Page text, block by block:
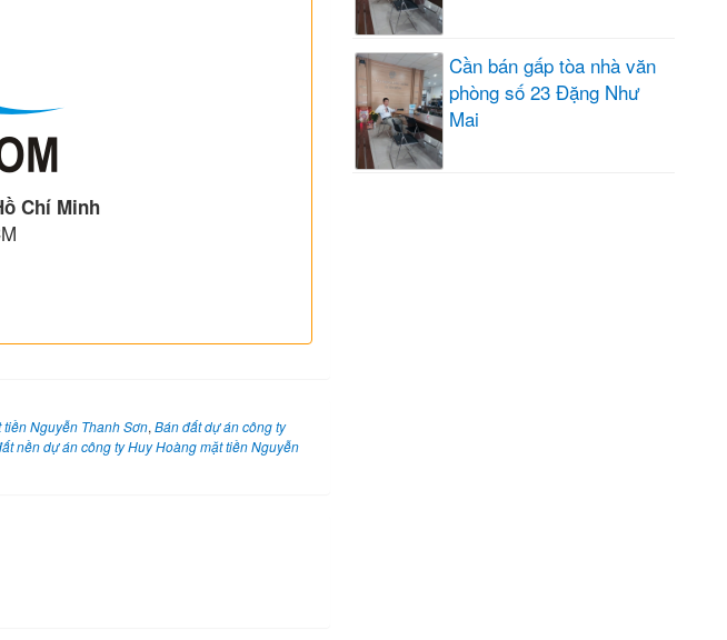
Chí Minh
Nguyễn Thanh Sơn, Bán đất dự án công ty
nền dự án công ty Huy Hoàng mặt tiền Nguyễn
Cần bán gấp tòa nhà văn
phòng số 23 Đặng Như
Mai